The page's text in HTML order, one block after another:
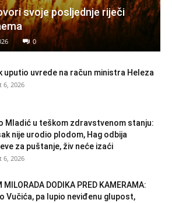
svoje posljednje riječi
0
uputio uvrede na račun ministra Heleza
6, 2026
Mladić u teškom zdravstvenom stanju:
nije urodio plodom, Hag odbija
za puštanje, živ neće izaći
6, 2026
MILORADA DODIKA PRED KAMERAMA:
Vučića, pa lupio neviđenu glupost,